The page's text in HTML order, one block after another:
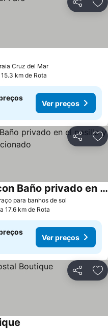
Partilhar
Cruz del MarVer preços
km de Rota
Ver preços
Partilhar
para banhos de sol
BNB LOLA - Habitacion con Baño privado en el pasillo y aire acondicionado
17.6 km de Rota
Ver preços
Partilhar